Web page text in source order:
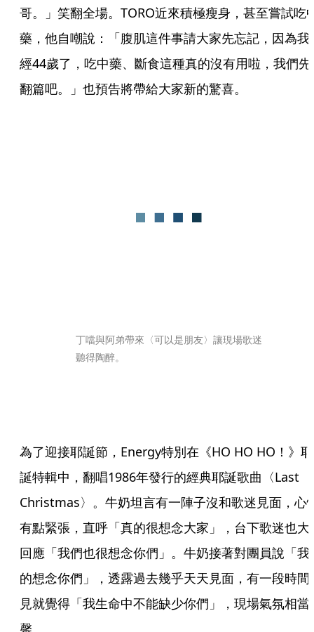
哥。」笑翻全場。TORO近來積極瘦身，甚至嘗試吃
藥，他自嘲說：「腹肌這件事請大家先忘記，因為我
經44歲了，吃中藥、斷食這種真的沒有用啦，我們先
翻篇吧。」也預告將帶給大家新的驚喜。
丁噹與阿弟帶來〈可以是朋友〉讓現場歌迷
聽得陶醉。
為了迎接耶誕節，Energy特別在《HO HO HO！》耶
誕特輯中，翻唱1986年發行的經典耶誕歌曲〈Last
Christmas〉。牛奶坦言有一陣子沒和歌迷見面，心
有點緊張，直呼「真的很想念大家」，台下歌迷也大
回應「我們也很想念你們」。牛奶接著對團員說「我
的想念你們」，透露過去幾乎天天見面，有一段時間
見就覺得「我生命中不能缺少你們」，現場氣氛相當
馨。